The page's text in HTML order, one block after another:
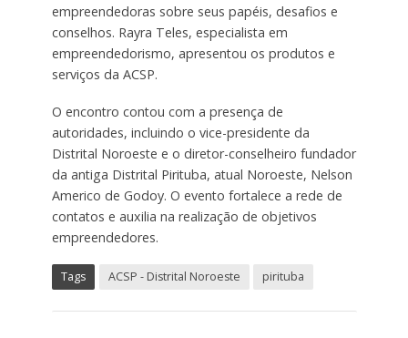
empreendedoras sobre seus papéis, desafios e
conselhos. Rayra Teles, especialista em
empreendedorismo, apresentou os produtos e
serviços da ACSP.
O encontro contou com a presença de
autoridades, incluindo o vice-presidente da
Distrital Noroeste e o diretor-conselheiro fundador
da antiga Distrital Pirituba, atual Noroeste, Nelson
Americo de Godoy. O evento fortalece a rede de
contatos e auxilia na realização de objetivos
empreendedores.
Tags ACSP - Distrital Noroeste pirituba